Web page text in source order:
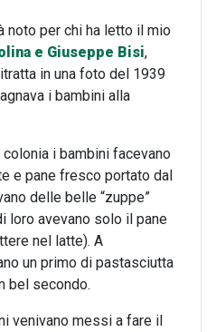
noto per chi ha letto il mio
e Giuseppe Bisi,
in una foto del 1939
i bambini alla
i bambini facevano
e pane fresco portato dal
delle belle “zuppe”
loro avevano solo il pane
nel latte). A
un primo di pastasciutta
bel secondo.
venivano messi a fare il